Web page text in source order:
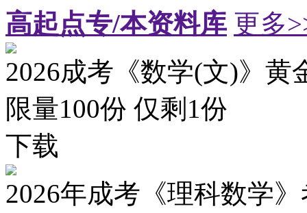
高起点专/本资料库 更多
2026成考《数学(文)》黄
限量100份 仅剩 1份
下载
2026年成考《理科数学